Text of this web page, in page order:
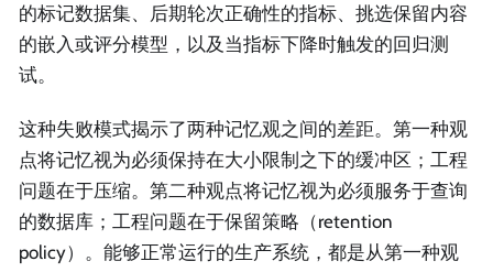
的标记数据集、后期轮次正确性的指标、挑选保留内容
的嵌入或评分模型，以及当指标下降时触发的回归测
试。
这种失败模式揭示了两种记忆观之间的差距。第一种观
点将记忆视为必须保持在大小限制之下的缓冲区；工程
问题在于压缩。第二种观点将记忆视为必须服务于查询
的数据库；工程问题在于保留策略（retention
policy）。能够正常运行的生产系统，都是从第一种观